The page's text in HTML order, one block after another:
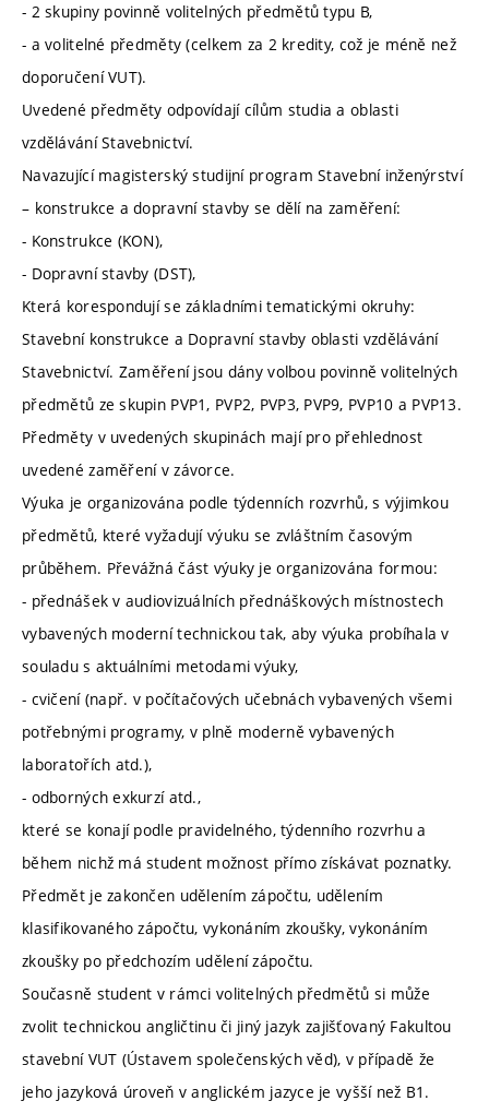
- 2 skupiny povinně volitelných předmětů typu B,
- a volitelné předměty (celkem za 2 kredity, což je méně než
doporučení VUT).
Uvedené předměty odpovídají cílům studia a oblasti
vzdělávání Stavebnictví.
Navazující magisterský studijní program Stavební inženýrství
– konstrukce a dopravní stavby se dělí na zaměření:
- Konstrukce (KON),
- Dopravní stavby (DST),
Která korespondují se základními tematickými okruhy:
Stavební konstrukce a Dopravní stavby oblasti vzdělávání
Stavebnictví. Zaměření jsou dány volbou povinně volitelných
předmětů ze skupin PVP1, PVP2, PVP3, PVP9, PVP10 a PVP13.
Předměty v uvedených skupinách mají pro přehlednost
uvedené zaměření v závorce.
Výuka je organizována podle týdenních rozvrhů, s výjimkou
předmětů, které vyžadují výuku se zvláštním časovým
průběhem. Převážná část výuky je organizována formou:
- přednášek v audiovizuálních přednáškových místnostech
vybavených moderní technickou tak, aby výuka probíhala v
souladu s aktuálními metodami výuky,
- cvičení (např. v počítačových učebnách vybavených všemi
potřebnými programy, v plně moderně vybavených
laboratořích atd.),
- odborných exkurzí atd.,
které se konají podle pravidelného, týdenního rozvrhu a
během nichž má student možnost přímo získávat poznatky.
Předmět je zakončen udělením zápočtu, udělením
klasifikovaného zápočtu, vykonáním zkoušky, vykonáním
zkoušky po předchozím udělení zápočtu.
Současně student v rámci volitelných předmětů si může
zvolit technickou angličtinu či jiný jazyk zajišťovaný Fakultou
stavební VUT (Ústavem společenských věd), v případě že
jeho jazyková úroveň v anglickém jazyce je vyšší než B1.